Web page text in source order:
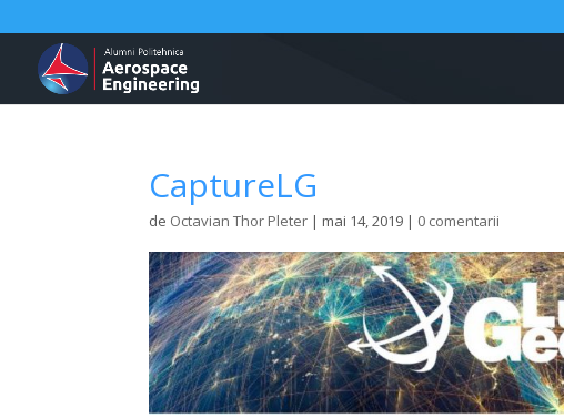
CaptureLG
de Octavian Thor Pleter |mai 14, 2019 | 0 comentarii